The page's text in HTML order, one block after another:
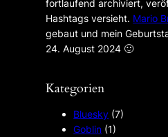
fortlaufend archiviert,
Hashtags versieht. Mario
gebaut und mein
24. August 2024 🙂︎
Kategorien
Bluesky (7)
Goblin (1)